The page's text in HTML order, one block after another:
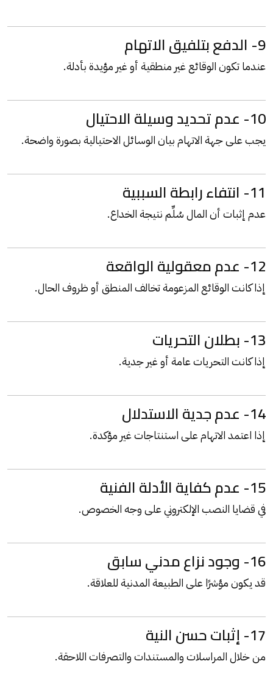
9- الدفع بتلفيق الاتهام
عندما تكون الوقائع غير منطقية أو غير مؤيدة بأدلة.
10- عدم تحديد وسيلة الاحتيال
يجب على جهة الاتهام بيان الوسائل الاحتيالية بصورة واضحة.
11- انتفاء رابطة السببية
عدم إثبات أن المال سُلِّم نتيجة الخداع.
12- عدم معقولية الواقعة
إذا كانت الوقائع المزعومة تخالف المنطق أو ظروف الحال.
13- بطلان التحريات
إذا كانت التحريات عامة أو غير جدية.
14- عدم جدية الاستدلال
إذا اعتمد الاتهام على استنتاجات غير مؤكدة.
15- عدم كفاية الأدلة الفنية
في قضايا النصب الإلكتروني على وجه الخصوص.
16- وجود نزاع مدني سابق
قد يكون مؤشرًا على الطبيعة المدنية للعلاقة.
17- إثبات حسن النية
من خلال المراسلات والمستندات والتصرفات اللاحقة.